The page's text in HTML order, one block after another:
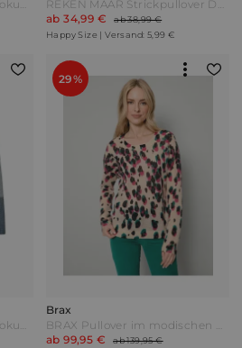
Angel of Style Pullover in Vokuhila-Form Lila/Flieder/Grün
REKEN MAAR Strickpullover Dunkelbraun
ab 34,99 €
ab 38,99 €
Happy Size | Versand: 5,99 €
Angel of Style Pullover in Vokuhila-Form Marine/Hellblau
29%
Brax
BRAX Pullover im modischen Druckdessin Beige gemustert
ab 99,95 €
ab 139,95 €